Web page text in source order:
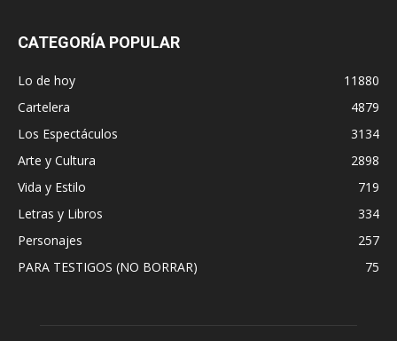
CATEGORÍA POPULAR
Lo de hoy
11880
Cartelera
4879
Los Espectáculos
3134
Arte y Cultura
2898
Vida y Estilo
719
Letras y Libros
334
Personajes
257
PARA TESTIGOS (NO BORRAR)
75